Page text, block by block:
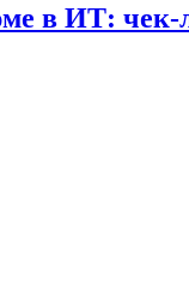
в ИТ: чек-